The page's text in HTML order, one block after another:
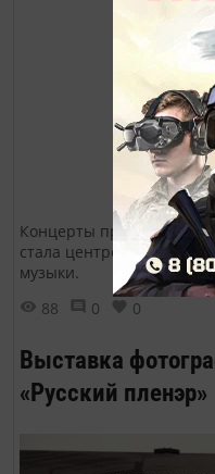
Концерты прошли на
стала центром
музыки.
88
0 0
Выставка
«Русский пленэр»